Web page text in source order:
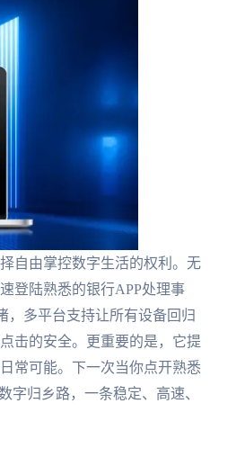
自由掌控数字生活的权利。无
登陆熟悉的银行APP处理事
，多平台支持让所有设备回归
击的安全。更重要的是，它提
常可能。下一次当你点开熟悉
字归乡路，一条稳定、高速、